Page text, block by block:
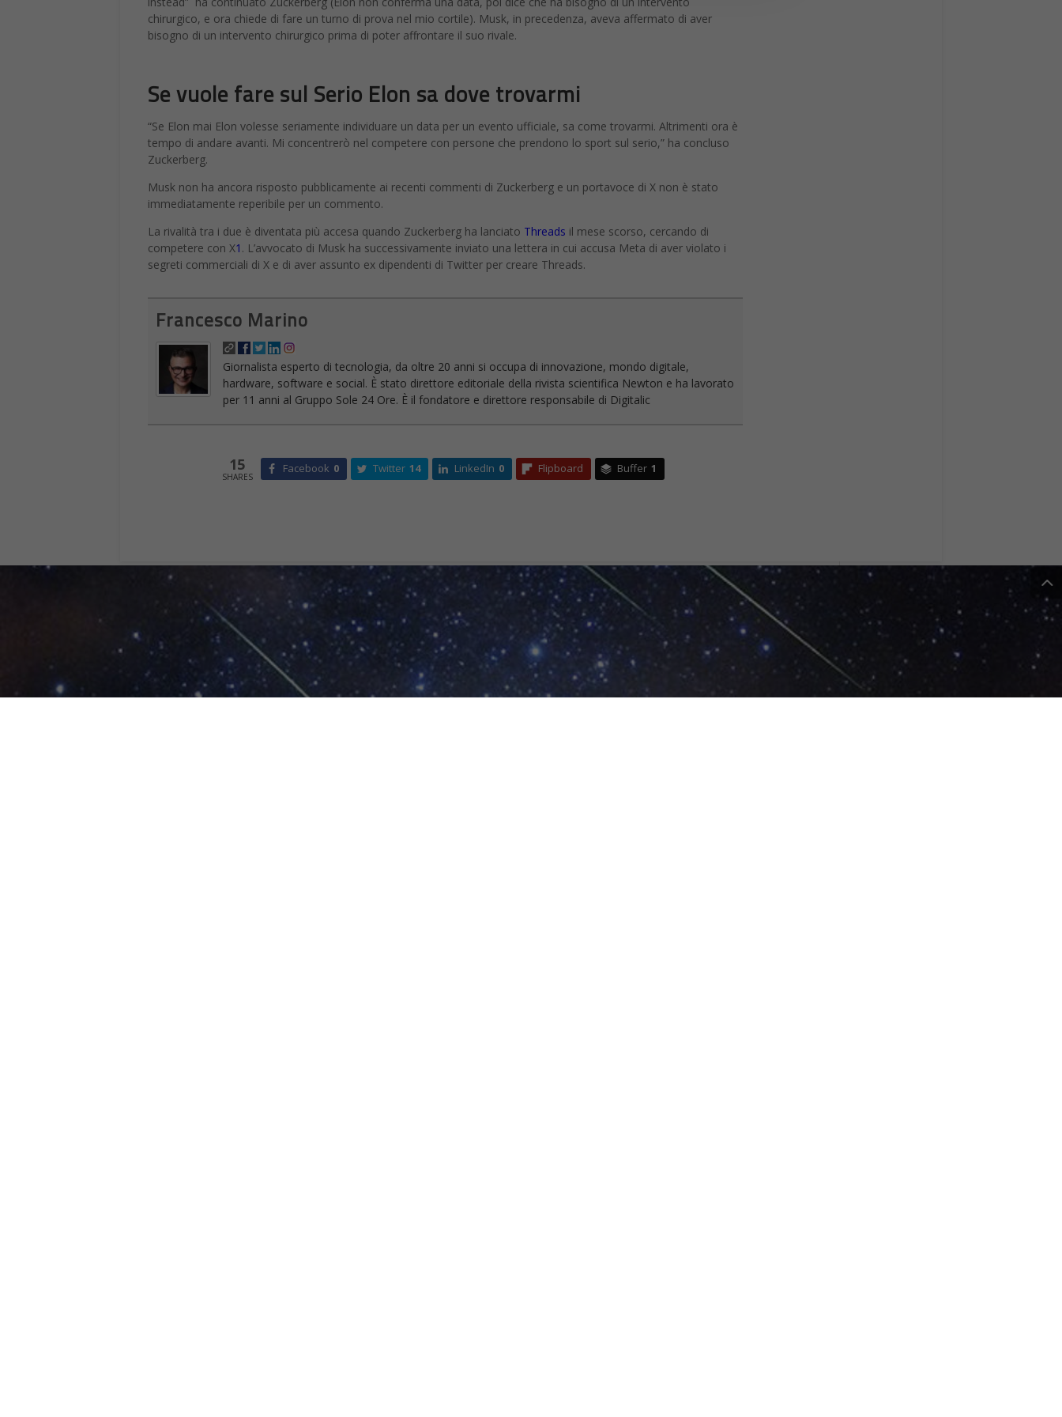
chirurgico, e ora chiede di fare un turno di prova nel mio cortile). Musk, in precedenza, aveva affermato di aver
bisogno di un intervento chirurgico prima di poter affrontare il suo rivale.
Se vuole fare sul Serio Elon sa dove trovarmi
“Se Elon mai Elon volesse seriamente individuare un data per un evento ufficiale, sa come trovarmi. Altrimenti ora è
tempo di andare avanti. Mi concentrerò nel competere con persone che prendono lo sport sul serio,” ha concluso
Zuckerberg.
Musk non ha ancora risposto pubblicamente ai recenti commenti di Zuckerberg e un portavoce di X non è stato
immediatamente reperibile per un commento.
La rivalità tra i due è diventata più accesa quando Zuckerberg ha lanciato Threads il mese scorso, cercando di
competere con X1 . L’avvocato di Musk ha successivamente inviato una lettera in cui accusa Meta di aver violato i
segreti commerciali di X e di aver assunto ex dipendenti di Twitter per creare Threads.
Francesco Marino
Giornalista esperto di tecnologia, da oltre 20 anni si occupa di innovazione, mondo digitale,
hardware, software e social. È stato direttore editoriale della rivista scientifica Newton e ha lavorato
per 11 anni al Gruppo Sole 24 Ore. È il fondatore e direttore responsabile di Digitalic
15
SHARES
Facebook 0 Twitter 14 LinkedIn 0 Flipboard Buffer 1